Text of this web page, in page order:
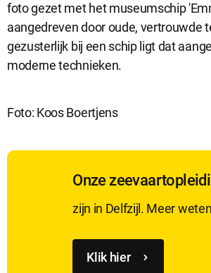
foto gezet met het museumschip
aangedreven door oude, vertrouwde
gezusterlijk bij een schip ligt dat
moderne technieken.
Foto: Koos Boertjens
Onze
zijn in Delfzijl. Meer
Klik hier